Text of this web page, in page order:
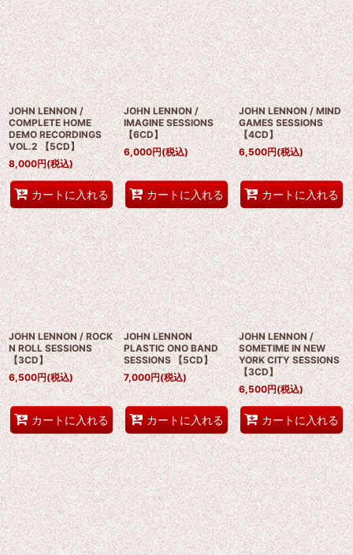
JOHN LENNON /
COMPLETE HOME
DEMO RECORDINGS
VOL.2 【5CD】
8,000円(税込)
カートに入れる
JOHN LENNON /
IMAGINE SESSIONS
【6CD】
6,000円(税込)
カートに入れる
JOHN LENNON / MIND
GAMES SESSIONS
【4CD】
6,500円(税込)
カートに入れる
JOHN LENNON / ROCK
N ROLL SESSIONS
【3CD】
6,500円(税込)
カートに入れる
JOHN LENNON
PLASTIC ONO BAND
SESSIONS 【5CD】
7,000円(税込)
カートに入れる
JOHN LENNON /
SOMETIME IN NEW
YORK CITY SESSIONS
【3CD】
6,500円(税込)
カートに入れる